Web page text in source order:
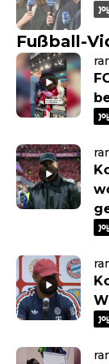
Fußball-